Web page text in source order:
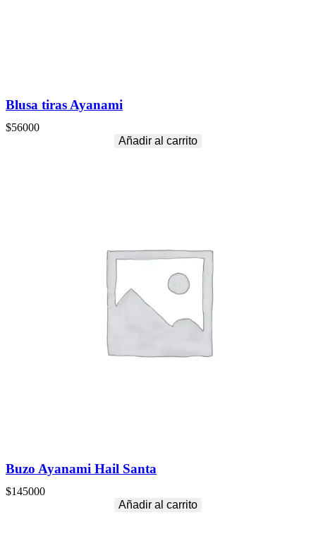
Blusa tiras Ayanami
$56000
Añadir al carrito
Buzo Ayanami Hail Santa
$145000
Añadir al carrito